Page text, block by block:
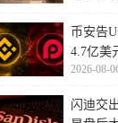
币安告
4.7亿美
万用户
2026-08-
闪迪交